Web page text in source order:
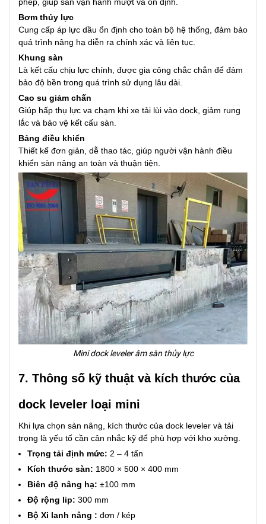
phép, giúp sàn vận hành mượt và ổn định.
Bơm thủy lực
Cung cấp áp lực dầu ổn định cho toàn bộ hệ thống, đảm bảo
quá trình nâng hạ diễn ra chính xác và liên tục.
Khung sàn
Là kết cấu chịu lực chính, được gia công chắc chắn để đảm
bảo độ bền trong quá trình sử dụng lâu dài.
Cao su giảm chấn
Giúp hấp thụ lực va chạm khi xe tải lùi vào dock, giảm rung
lắc và bảo vệ kết cấu sàn.
Bảng điều khiển
Thiết kế đơn giản, dễ thao tác, giúp người vận hành điều
khiển sàn nâng an toàn và thuận tiện.
Mini dock leveler âm sàn thủy lực
7. Thông số kỹ thuật và kích thước của
dock leveler loại mini
Khi lựa chọn sàn nâng, kích thước của dock leveler và tải
trọng là yếu tố cần cân nhắc kỹ để phù hợp với kho xưởng.
Trọng tải định mức: 2 – 4 tấn
Kích thước sàn: 1800 × 500 × 400 mm
Biên độ nâng hạ: ±100 mm
Độ rộng lip: 300 mm
Bộ Xi lanh nâng : đơn / kép